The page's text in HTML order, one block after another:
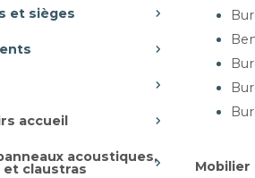
et sièges
accueil
acoustiques,
et claustras
supérieure à 400€ et inférieure à 1